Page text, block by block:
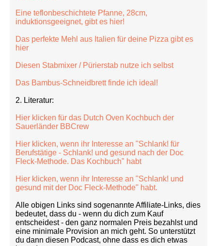
Eine teflonbeschichtete Pfanne, 28cm,
induktionsgeeignet, gibt es hier!
Das perfekte Mehl aus Italien für deine Pizza gibt es
hier
Diesen Stabmixer / Pürierstab nutze ich selbst
Das Bambus-Schneidbrett finde ich ideal!
2. Literatur:
Hier klicken für das Dutch Oven Kochbuch der
Sauerländer BBCrew
Hier klicken, wenn ihr Interesse an "Schlank! für
Berufstätige - Schlank! und gesund nach der Doc
Fleck-Methode. Das Kochbuch" habt
Hier klicken, wenn ihr Interesse an "Schlank! und
gesund mit der Doc Fleck-Methode" habt.
Alle obigen Links sind sogenannte Affiliate-Links, dies
bedeutet, dass du - wenn du dich zum Kauf
entscheidest - den ganz normalen Preis bezahlst und
eine minimale Provision an mich geht. So unterstützt
du dann diesen Podcast, ohne dass es dich etwas